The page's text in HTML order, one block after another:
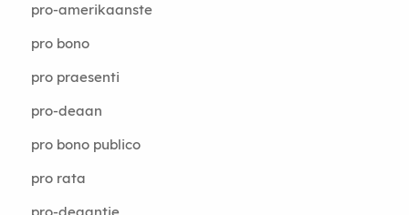
pro-amerikaanste
pro bono
pro praesenti
pro-deaan
pro bono publico
pro rata